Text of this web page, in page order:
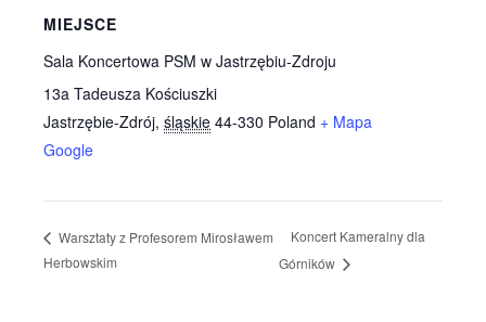
MIEJSCE
Sala Koncertowa PSM w Jastrzębiu-Zdroju
13a Tadeusza Kościuszki
Jastrzębie-Zdrój, śląskie 44-330 Poland + Mapa
Google
Warsztaty z Profesorem Mirosławem
Herbowskim
Koncert Kameralny dla
Górników